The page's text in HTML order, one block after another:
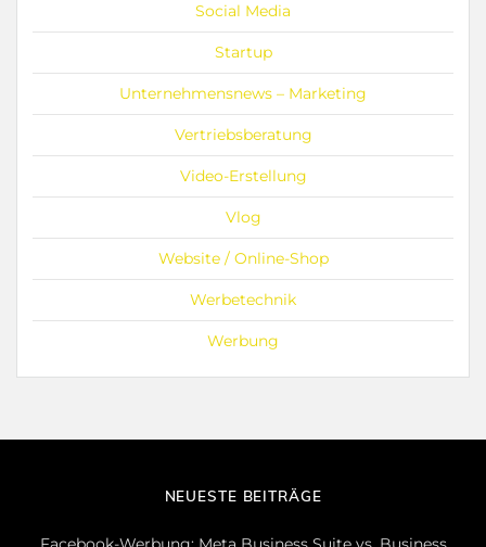
Social Media
Startup
Unternehmensnews – Marketing
Vertriebsberatung
Video-Erstellung
Vlog
Website / Online-Shop
Werbetechnik
Werbung
NEUESTE BEITRÄGE